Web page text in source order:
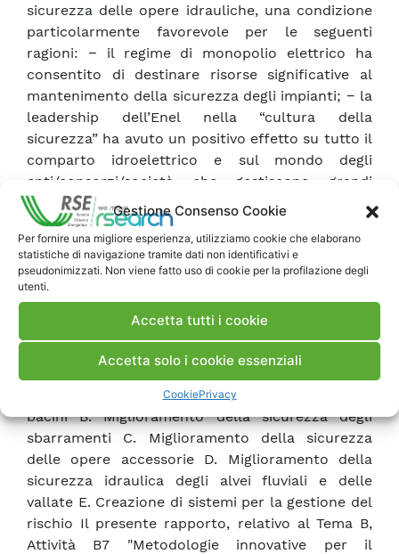
Gestione Consenso Cookie
Per fornire una migliore esperienza, utilizziamo cookie che elaborano
statistiche di navigazione tramite dati non identificativi e
pseudonimizzati. Non viene fatto uso di cookie per la profilazione degli
utenti.
Accetta tutti i cookie
Accetta solo i cookie essenziali
CookiePrivacy
sicurezza delle opere idrauliche, una condizione
particolarmente favorevole per le seguenti
ragioni: − il regime di monopolio elettrico ha
consentito di destinare risorse significative al
mantenimento della sicurezza degli impianti; − la
leadership dell’Enel nella “cultura della
sicurezza” ha avuto un positivo effetto su tutto il
comparto idroelettrico e sul mondo degli
enti/consorzi/società che gestiscono grandi
invasi.
La Ricerca di Sistema consente di far fronte ai
problemi derivanti dal mutato scenario associato
al processo di liberalizzazione e privatizzazione
del mercato che, per l’accentuarsi del regime di
riduzione delle risorse dedicate alla ricerca sui
temi della sicurezza. Il Sottoprogetto SIVAL si
Miglioramento della sicurezza dei versanti dei
bacini B. Miglioramento della sicurezza degli
sbarramenti C. Miglioramento della sicurezza
delle opere accessorie D. Miglioramento della
sicurezza idraulica degli alvei fluviali e delle
vallate E. Creazione di sistemi per la gestione del
rischio Il presente rapporto, relativo al Tema B,
Attività B7 "Metodologie innovative per il